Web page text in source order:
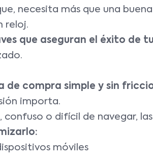
necesita más que una
reloj.
que aseguran el éxito de
de compra simple y sin
importa.
confuso o difícil de navegar,
móviles